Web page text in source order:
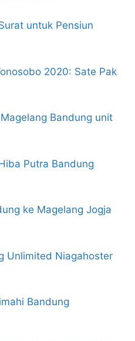
untuk Pensiun
2020: Sate Pak
Bandung unit
Putra Bandung
ke Magelang Jogja
Unlimited Niagahoster
Bandung